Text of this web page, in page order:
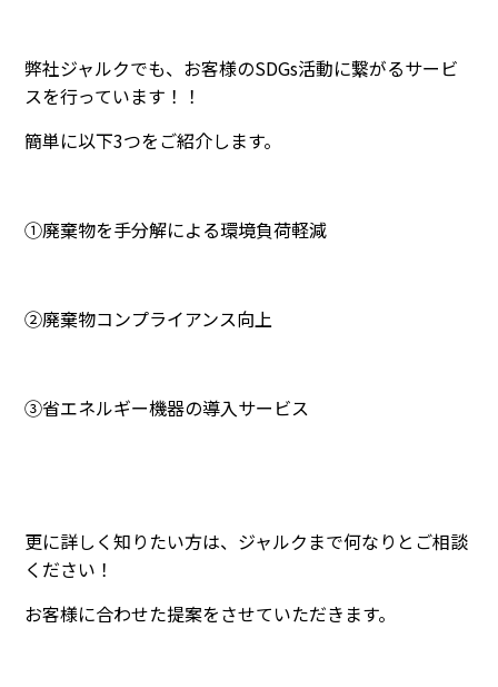
弊社ジャルクでも、お客様のSDGs活動に繋がるサービ
スを行っています！！
簡単に以下3つをご紹介します。
①廃棄物を手分解による環境負荷軽減
②廃棄物コンプライアンス向上
③省エネルギー機器の導入サービス
更に詳しく知りたい方は、ジャルクまで何なりとご相談
ください！
お客様に合わせた提案をさせていただきます。